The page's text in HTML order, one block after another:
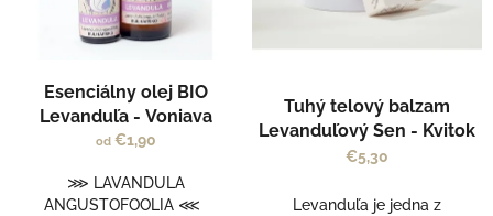
Esenciálny olej BIO
Levanduľa - Voniava
od €1,90
⋙ LAVANDULA
ANGUSTOFOOLIA ⋘
Tuhý telový balzam
Levanduľový Sen - Kvitok
€5,30
Levanduľa je jedna z